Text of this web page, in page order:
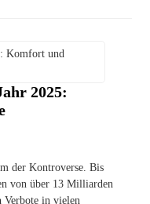
2025:
der Kontroverse. Bis
von über 13 Milliarden
Verbote in vielen